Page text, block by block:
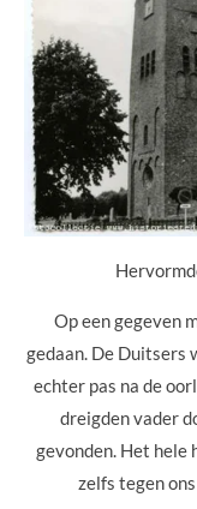
Op een gegeven
gedaan. De Duitsers
echter pas na de
dreigden vader
gevonden. Het hele
zelfs tegen